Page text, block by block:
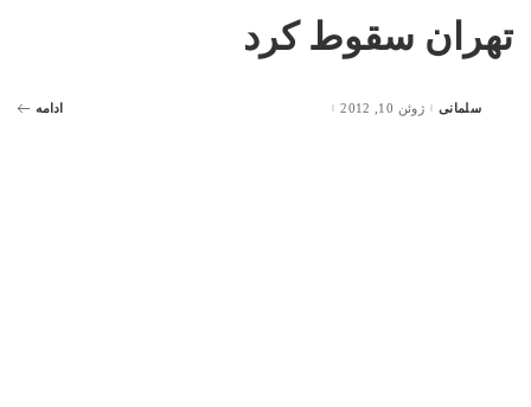
تهران سقوط کرد
Postedسلمانی ژوئن 10, 2012 ادامه